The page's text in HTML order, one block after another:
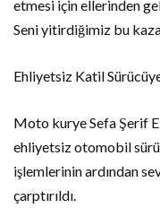
etmesi için ellerinden
Seni yitirdiğimiz bu
Ehliyetsiz Katil
Moto kurye Sefa Şerif
ehliyetsiz otomobil
işlemlerinin ardından
çarptırıldı.